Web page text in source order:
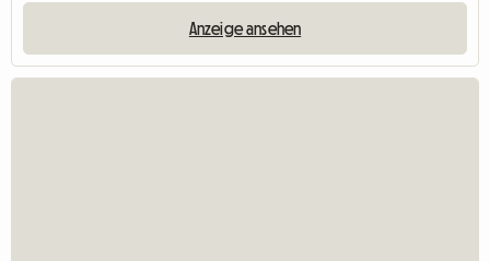
Anzeige ansehen